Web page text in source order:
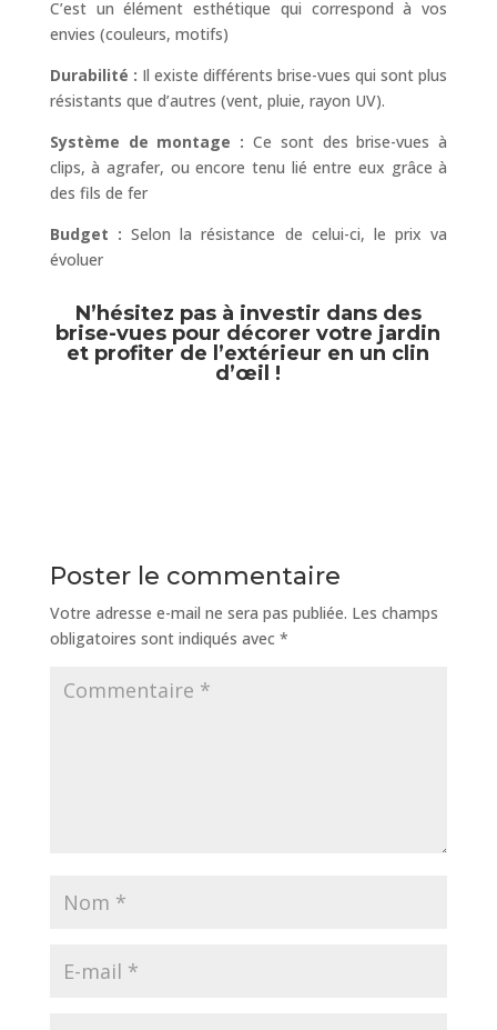
C’est un élément esthétique qui correspond à vos
envies (couleurs, motifs)
Durabilité : Il existe différents brise-vues qui sont plus
résistants que d’autres (vent, pluie, rayon UV).
Système de montage : Ce sont des brise-vues à
clips, à agrafer, ou encore tenu lié entre eux grâce à
des fils de fer
Budget : Selon la résistance de celui-ci, le prix va
évoluer
N’hésitez pas à investir dans des
brise-vues pour décorer votre jardin
et profiter de l’extérieur en un clin
d’œil !
Poster le commentaire
Votre adresse e-mail ne sera pas publiée. Les champs
obligatoires sont indiqués avec *